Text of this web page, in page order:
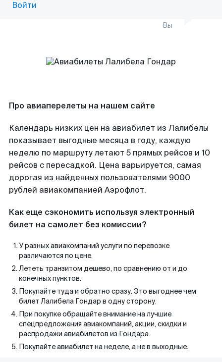
Войти
Вы
Про авиаперелеты на нашем сайте
Календарь низких цен на авиабилет из Лалибелы
показывает выгодные месяца в году, каждую
неделю по маршруту летают 5 прямых рейсов и 10
рейсов с пересадкой. Цена варьируется, самая
дорогая из найденных пользователями 9000
рублей авиакомпанией Аэрофлот.
Как еще сэкономить используя электронный
билет на самолет без комиссии?
У разных авиакомпаний услуги по перевозке
различаются по цене.
Лететь транзитом дешево, по сравнению от и до
конечных пунктов.
Покупайте туда и обратно сразу. Это выгоднее чем
билет Лалибела Гондар в одну сторону.
При покупке обращайте внимание на лучшие
спецпредложения авиакомпаний, акции, скидки и
распродажи авиабилетов из Гондара.
Покупайте авиабилет на неделе, а не в выходные.